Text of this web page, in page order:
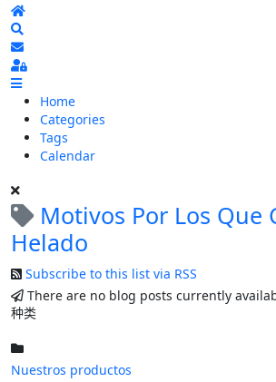
Home
Subscribe to blog
Sign In
Home
Categories
Tags
Calendar
Motivos Por Los Que
Helado
Subscribe to this list via RSS
There are no blog posts currently
种类
Nuestros productos